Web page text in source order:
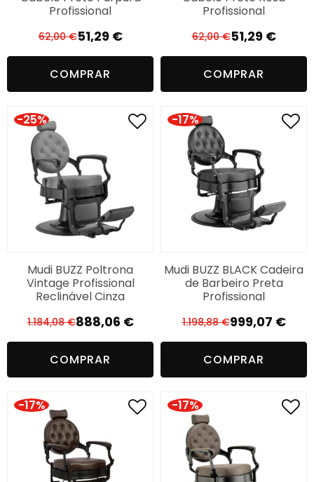
Profissional
62,00€O
preço
original
era:
51,29 €
O
preço
atual
é:
COMPRAR
Profissional
62,00€O
preço
original
era:
51,29 €
O
preço
atual
é:
COMPRAR
-25%
Mudi BUZZ Poltrona
Vintage Profissional
Reclinável Cinza
1.184,08€ O
preço
original
era:
1.184,08 €.
888,06 €
O
preço
atual
é:
888,06 €.
COMPRAR
-17%
Mudi BUZZ BLACK Cadeira
de Barbeiro Preta
Profissional
1.198,88€ O
preço
original
era:
1.198,88 €.
999,07 €
O
preço
atual
é:
999,07 €.
COMPRAR
-17% -17%